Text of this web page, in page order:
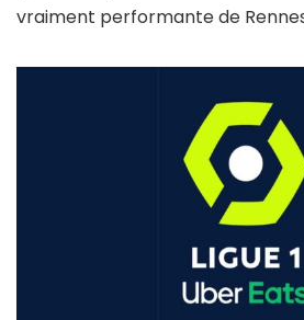
vraiment performante de